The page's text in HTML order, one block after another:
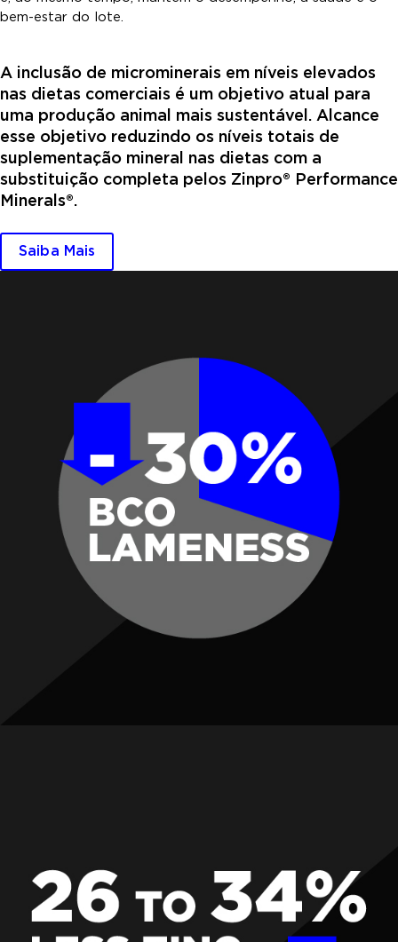
bem-estar do lote.
A inclusão de microminerais em níveis elevados
nas dietas comerciais é um objetivo atual para
uma produção animal mais sustentável. Alcance
esse objetivo reduzindo os níveis totais de
suplementação mineral nas dietas com a
substituição completa pelos Zinpro® Performance
Minerals®.
Saiba Mais